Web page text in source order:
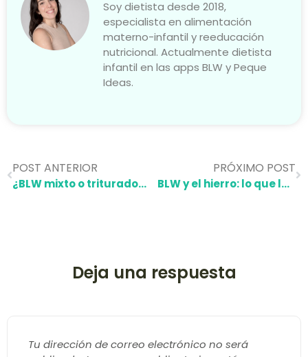
Soy dietista desde 2018,
especialista en alimentación
materno-infantil y reeducación
nutricional. Actualmente dietista
infantil en las apps BLW y Peque
Ideas.
POST ANTERIOR
¿BLW mixto o triturados? Descubre cómo ofrecer los alimentos de forma respetuosa y segura
PRÓXIMO POST
BLW y el hierro: lo que las familias deben saber
Deja una respuesta
Tu dirección de correo electrónico no será